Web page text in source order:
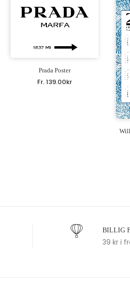
Prada Poster
Fr.139.00kr
BILLIG
39 kr i